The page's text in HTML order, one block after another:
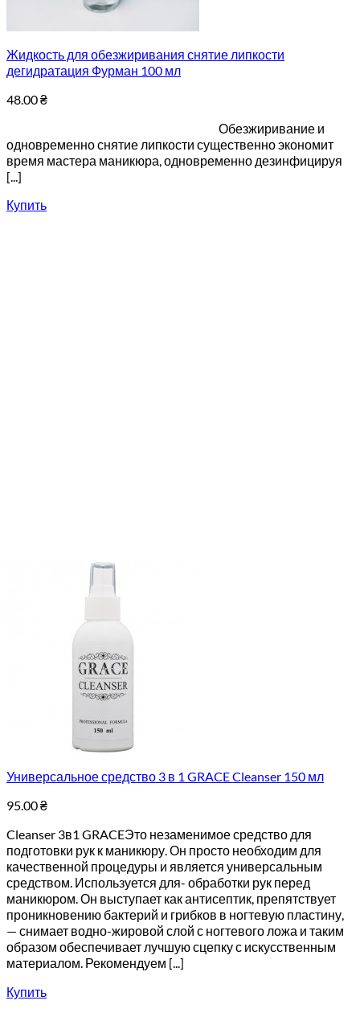
Жидкость для обезжиривания снятие липкости
дегидратация Фурман 100 мл
48.00₴
Обезжиривание и
одновременно снятие липкости существенно экономит
время мастера маникюра, одновременно дезинфицируя
[...]
Купить
Универсальное средство 3 в 1 GRACE Cleanser 150 мл
95.00₴
Cleanser 3в1 GRACEЭто незаменимое средство для
подготовки рук к маникюру. Он просто необходим для
качественной процедуры и является универсальным
средством. Используется для- обработки рук перед
маникюром. Он выступает как антисептик, препятствует
проникновению бактерий и грибков в ногтевую пластину,
— снимает водно-жировой слой с ногтевого ложа и таким
образом обеспечивает лучшую сцепку с искусственным
материалом. Рекомендуем [...]
Купить